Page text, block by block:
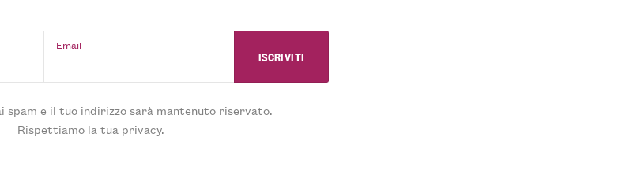
Email
spam e il tuo indirizzo sarà mantenuto riservato.
Rispettiamo la tua privacy.